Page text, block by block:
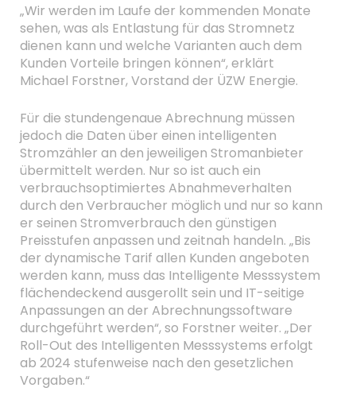
„Wir werden im Laufe der kommenden Monate
sehen, was als Entlastung für das Stromnetz
dienen kann und welche Varianten auch dem
Kunden Vorteile bringen können“, erklärt
Michael Forstner, Vorstand der ÜZW Energie.
Für die stundengenaue Abrechnung müssen
jedoch die Daten über einen intelligenten
Stromzähler an den jeweiligen Stromanbieter
übermittelt werden. Nur so ist auch ein
verbrauchsoptimiertes Abnahmeverhalten
durch den Verbraucher möglich und nur so kann
er seinen Stromverbrauch den günstigen
Preisstufen anpassen und zeitnah handeln. „Bis
der dynamische Tarif allen Kunden angeboten
werden kann, muss das Intelligente Messsystem
flächendeckend ausgerollt sein und IT-seitige
Anpassungen an der Abrechnungssoftware
durchgeführt werden“, so Forstner weiter. „Der
Roll-Out des Intelligenten Messsystems erfolgt
ab 2024 stufenweise nach den gesetzlichen
Vorgaben.“